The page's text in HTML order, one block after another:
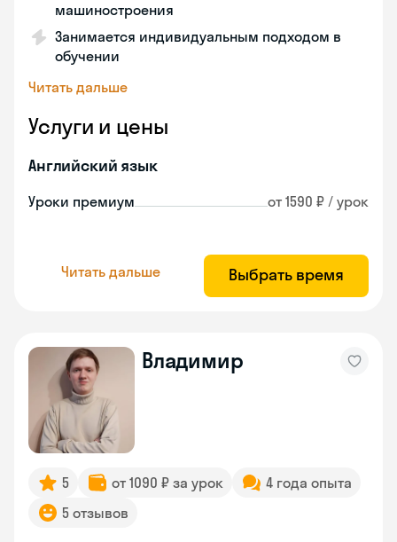
машиностроения
Занимается индивидуальным подходом в
обучении
Читать дальше
Услуги и цены
Английский язык
Уроки премиум от 1590 ₽ / урок
Читать дальше Выбрать время
Владимир
5 от 1090 ₽ за урок
4 года опыта
5 отзывов